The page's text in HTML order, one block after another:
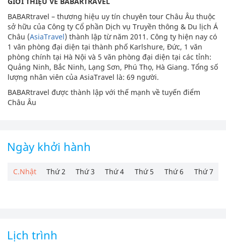
BABARtravel – thương hiệu uy tín chuyên tour Châu Âu thuộc
sở hữu của Công ty Cổ phần Dịch vụ Truyền thông & Du lịch Á
Châu (AsiaTravel) thành lập từ năm 2011. Công ty hiện nay có
1 văn phòng đại diện tại thành phố Karlshure, Đức, 1 văn
phòng chính tại Hà Nội và 5 văn phòng đại diện tại các tỉnh:
Quảng Ninh, Bắc Ninh, Lạng Sơn, Phú Thọ, Hà Giang. Tổng số
lượng nhân viên của AsiaTravel là: 69 người.
BABARtravel được thành lập với thế mạnh về tuyến điểm
Châu Âu
Ngày khởi hành
C.Nhật Thứ 2 Thứ 3 Thứ 4 Thứ 5 Thứ 6 Thứ 7
Lịch trình